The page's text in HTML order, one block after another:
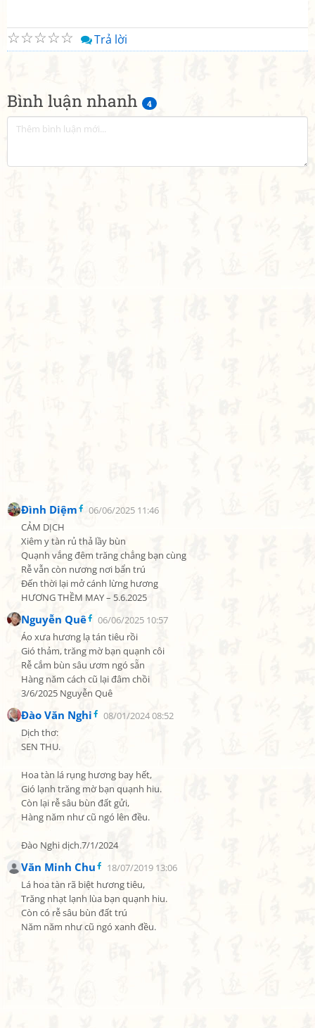
Bình luận nhanh 4
Đình Diệm
06/06/2025 11:46
CẢM DỊCH
Xiêm y tàn rủ thả lầy bùn
Quạnh vắng đêm trăng chẳng bạn cùng
Rễ vẫn còn nương nơi bẩn trú
Đến thời lại mở cánh lừng hương
HƯƠNG THỀM MAY – 5.6.2025
Nguyễn Quê
06/06/2025 10:57
Áo xưa hương lạ tán tiêu rồi
Gió thảm, trăng mờ bạn quạnh côi
Rễ cắm bùn sâu ươm ngó sẵn
Hàng năm cách cũ lại đâm chồi
3/6/2025 Nguyễn Quê
Đào Văn Nghi
08/01/2024 08:52
Dịch thơ:
SEN THU.
Hoa tàn lá rụng hương bay hết,
Gió lạnh trăng mờ bạn quạnh hiu.
Còn lại rễ sâu bùn đất gửi,
Hàng năm như cũ ngó lên đều.
Đào Nghi dịch.7/1/2024
Văn Minh Chu
18/07/2019 13:06
Lá hoa tàn rã biệt hương tiêu,
Trăng nhạt lạnh lùa bạn quạnh hiu.
Còn có rễ sâu bùn đất trú
Năm năm như cũ ngó xanh đều.
☆
☆
☆
☆
☆ Trả lời